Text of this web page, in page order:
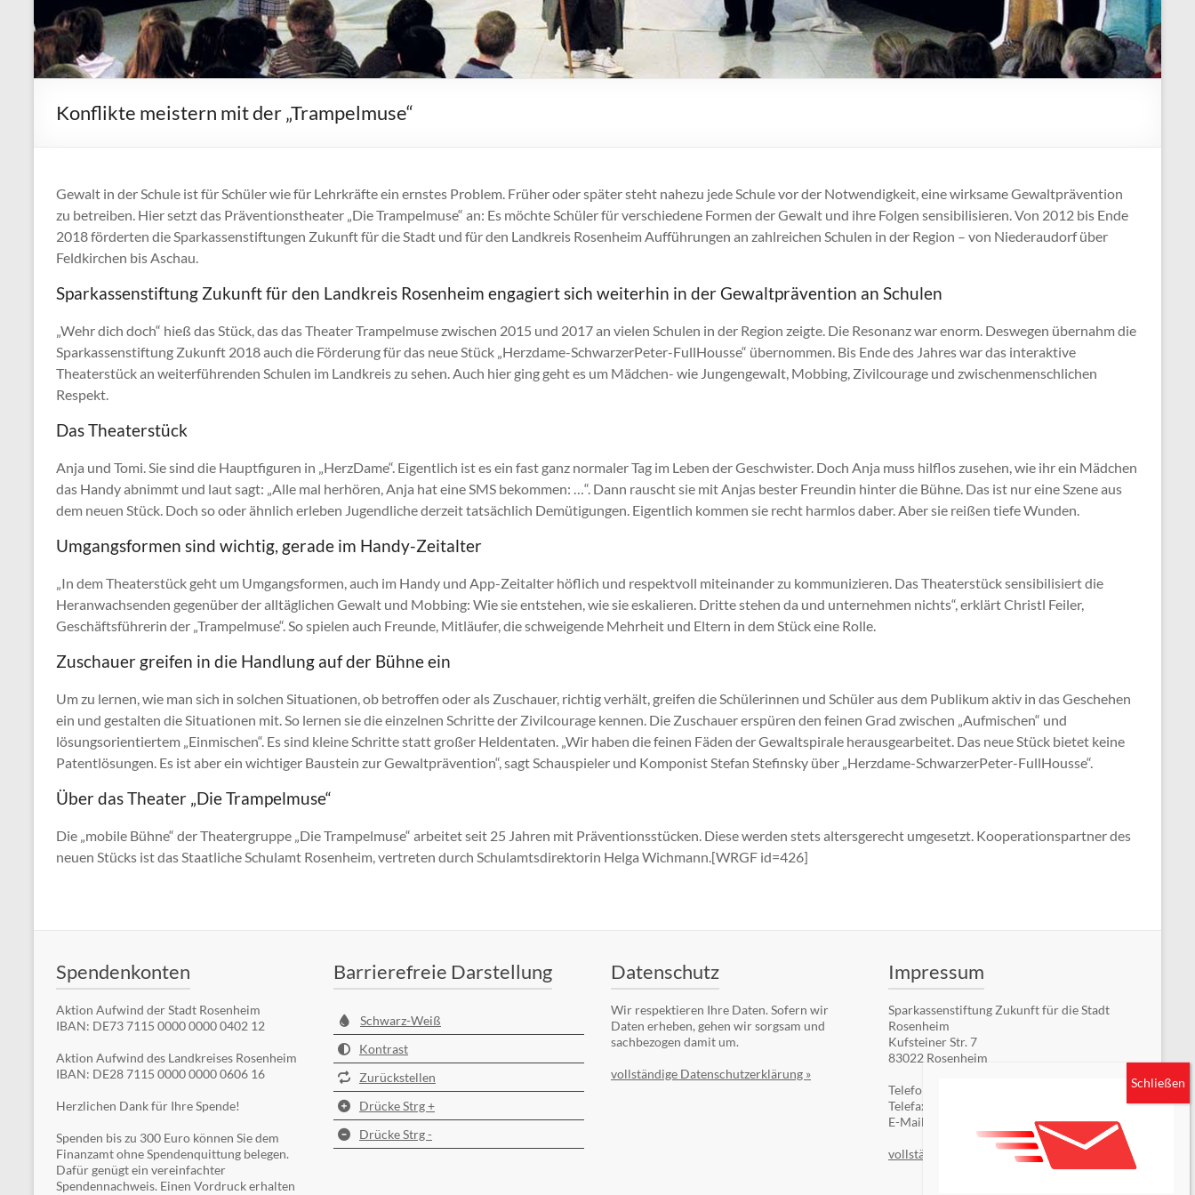
Konflikte meistern mit der „Trampelmuse“
Gewalt in der Schule ist für Schüler wie für Lehrkräfte ein ernstes Problem. Früher oder später steht nahezu jede Schule vor der Notwendigkeit, eine wirksame Gewaltprävention
zu betreiben. Hier setzt das Präventionstheater „Die Trampelmuse“ an: Es möchte Schüler für verschiedene Formen der Gewalt und ihre Folgen sensibilisieren. Von 2012 bis Ende
2018 förderten die Sparkassenstiftungen Zukunft für die Stadt und für den Landkreis Rosenheim Aufführungen an zahlreichen Schulen in der Region – von Niederaudorf über
Feldkirchen bis Aschau.
Sparkassenstiftung Zukunft für den Landkreis Rosenheim engagiert sich weiterhin in der Gewaltprävention an Schulen
„Wehr dich doch“ hieß das Stück, das das Theater Trampelmuse zwischen 2015 und 2017 an vielen Schulen in der Region zeigte. Die Resonanz war enorm. Deswegen übernahm die
Sparkassenstiftung Zukunft 2018 auch die Förderung für das neue Stück „Herzdame-SchwarzerPeter-FullHousse“ übernommen. Bis Ende des Jahres war das interaktive
Theaterstück an weiterführenden Schulen im Landkreis zu sehen. Auch hier ging geht es um Mädchen- wie Jungengewalt, Mobbing, Zivilcourage und zwischenmenschlichen
Respekt.
Das Theaterstück
Anja und Tomi. Sie sind die Hauptfiguren in „HerzDame“. Eigentlich ist es ein fast ganz normaler Tag im Leben der Geschwister. Doch Anja muss hilflos zusehen, wie ihr ein Mädchen
das Handy abnimmt und laut sagt: „Alle mal herhören, Anja hat eine SMS bekommen: …“. Dann rauscht sie mit Anjas bester Freundin hinter die Bühne. Das ist nur eine Szene aus
dem neuen Stück. Doch so oder ähnlich erleben Jugendliche derzeit tatsächlich Demütigungen. Eigentlich kommen sie recht harmlos daber. Aber sie reißen tiefe Wunden.
Umgangsformen sind wichtig, gerade im Handy-Zeitalter
„In dem Theaterstück geht um Umgangsformen, auch im Handy und App-Zeitalter höflich und respektvoll miteinander zu kommunizieren. Das Theaterstück sensibilisiert die
Heranwachsenden gegenüber der alltäglichen Gewalt und Mobbing: Wie sie entstehen, wie sie eskalieren. Dritte stehen da und unternehmen nichts“, erklärt Christl Feiler,
Geschäftsführerin der „Trampelmuse“. So spielen auch Freunde, Mitläufer, die schweigende Mehrheit und Eltern in dem Stück eine Rolle.
Zuschauer greifen in die Handlung auf der Bühne ein
Um zu lernen, wie man sich in solchen Situationen, ob betroffen oder als Zuschauer, richtig verhält, greifen die Schülerinnen und Schüler aus dem Publikum aktiv in das Geschehen
ein und gestalten die Situationen mit. So lernen sie die einzelnen Schritte der Zivilcourage kennen. Die Zuschauer erspüren den feinen Grad zwischen „Aufmischen“ und
lösungsorientiertem „Einmischen“. Es sind kleine Schritte statt großer Heldentaten. „Wir haben die feinen Fäden der Gewaltspirale herausgearbeitet. Das neue Stück bietet keine
Patentlösungen. Es ist aber ein wichtiger Baustein zur Gewaltprävention“, sagt Schauspieler und Komponist Stefan Stefinsky über „Herzdame-SchwarzerPeter-FullHousse“.
Über das Theater „Die Trampelmuse“
Die „mobile Bühne“ der Theatergruppe „Die Trampelmuse“ arbeitet seit 25 Jahren mit Präventionsstücken. Diese werden stets altersgerecht umgesetzt. Kooperationspartner des
neuen Stücks ist das Staatliche Schulamt Rosenheim, vertreten durch Schulamtsdirektorin Helga Wichmann.[WRGF id=426]
Spendenkonten
Aktion Aufwind der Stadt Rosenheim
IBAN: DE73 7115 0000 0000 0402 12
Aktion Aufwind des Landkreises Rosenheim
IBAN: DE28 7115 0000 0000 0606 16
Herzlichen Dank für Ihre Spende!
Spenden bis zu 300 Euro können Sie dem
Finanzamt ohne Spendenquittung belegen.
Dafür genügt ein vereinfachter
Spendennachweis. Einen Vordruck erhalten
Barrierefreie Darstellung
Schwarz-Weiß
Kontrast
Zurückstellen
Drücke Strg +
Drücke Strg -
Datenschutz
Wir respektieren Ihre Daten. Sofern wir
Daten erheben, gehen wir sorgsam und
sachbezogen damit um.
vollständige Datenschutzerklärung »
Impressum
Sparkassenstiftung Zukunft für die Stadt
Rosenheim
Kufsteiner Str. 7
83022 Rosenheim
Telefon: +49 (8031) 182-84510
Telefax: +49 (8031) 182-84550
E-Mail:
vollständiges Impressum »